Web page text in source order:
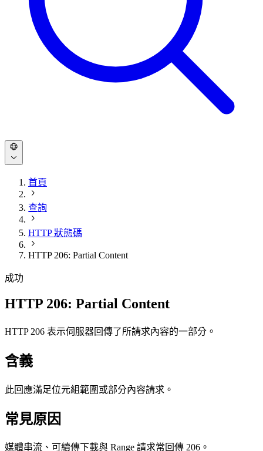
首頁
查詢
HTTP 狀態碼
HTTP 206: Partial Content
成功
HTTP 206: Partial Content
HTTP 206 表示伺服器回傳了所請求內容的一部分。
含義
此回應滿足位元組範圍或部分內容請求。
常見原因
媒體串流、可續傳下載與 Range 請求常回傳 206。